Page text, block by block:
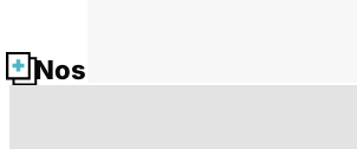
Nos fiches santé